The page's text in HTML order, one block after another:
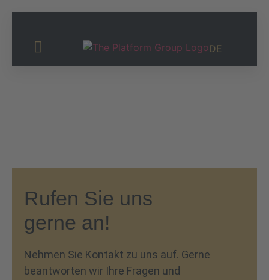
DE
Rufen Sie uns
gerne an!
Nehmen Sie Kontakt zu uns auf. Gerne
beantworten wir Ihre Fragen und